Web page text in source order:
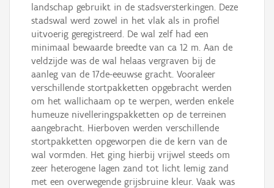
landschap gebruikt in de stadsversterkingen. Deze
stadswal werd zowel in het vlak als in profiel
uitvoerig geregistreerd. De wal zelf had een
minimaal bewaarde breedte van ca 12 m. Aan de
veldzijde was de wal helaas vergraven bij de
aanleg van de 17de-eeuwse gracht. Vooraleer
verschillende stortpakketten opgebracht werden
om het wallichaam op te werpen, werden enkele
humeuze nivelleringspakketten op de terreinen
aangebracht. Hierboven werden verschillende
stortpakketten opgeworpen die de kern van de
wal vormden. Het ging hierbij vrijwel steeds om
zeer heterogene lagen zand tot licht lemig zand
met een overwegende grijsbruine kleur. Vaak was